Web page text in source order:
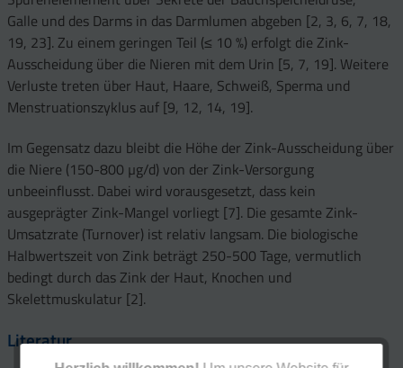
Galle und des Darms in das Darmlumen abgeben [2, 3, 6, 7, 18,
19, 23]. Zu einem geringen Teil (≤ 10 %) erfolgt die Zink-
Ausscheidung über die Nieren mit dem Urin [5, 7, 19]. Weitere
Verluste treten über Haut, Haare, Schweiß, Sperma und
Menstruationszyklus auf [9, 12, 14, 19].
Im Gegensatz dazu bleibt die Höhe der Zink-Ausscheidung über
die Niere (150-800 µg/d) von der Zink-Versorgung
unbeeinflusst. Dabei wird vorausgesetzt, dass kein
ausgeprägter Zink-Mangel vorliegt [7]. Die gesamte Zink-
Umsatzrate (Turnover) ist relativ langsam. Die biologische
Halbwertszeit von Zink beträgt 250-500 Tage, vermutlich
bedingt durch das Zink der Haut, Knochen und
Skelettmuskulatur [2].
Literatur